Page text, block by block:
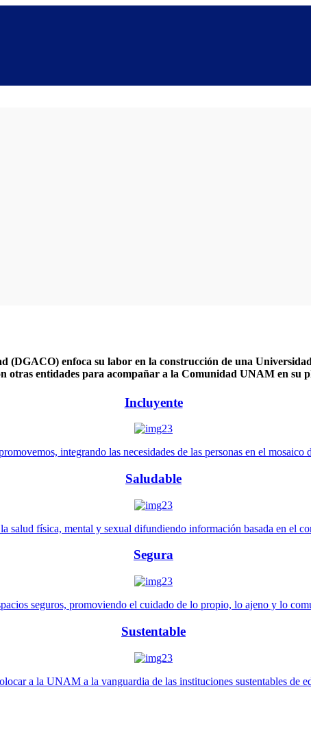
(DGACO) enfoca su labor en la construcción de una
otras entidades para acompañar a la Comunidad UNAM en su
Incluyente
integrando las necesidades de las personas en el mosaico
Saludable
salud física, mental y sexual difundiendo información basada en el
Segura
seguros, promoviendo el cuidado de lo propio, lo ajeno y lo
Sustentable
a la UNAM a la vanguardia de las instituciones sustentables de